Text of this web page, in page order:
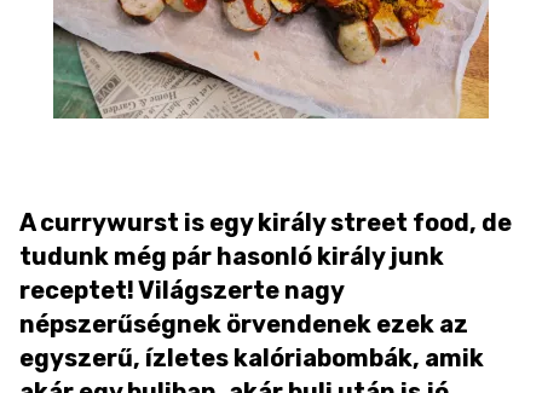
A currywurst is egy király street food, de
tudunk még pár hasonló király junk
receptet! Világszerte nagy
népszerűségnek örvendenek ezek az
egyszerű, ízletes kalóriabombák, amik